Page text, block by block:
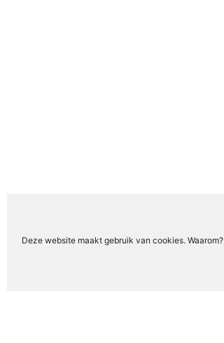
Deze website maakt gebruik van cookies. Waarom?